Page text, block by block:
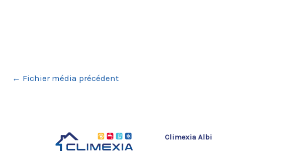
← Fichier média précédent
Climexia Albi